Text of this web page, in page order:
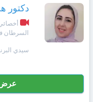
دكتور
السرطان
سيدي
عرض